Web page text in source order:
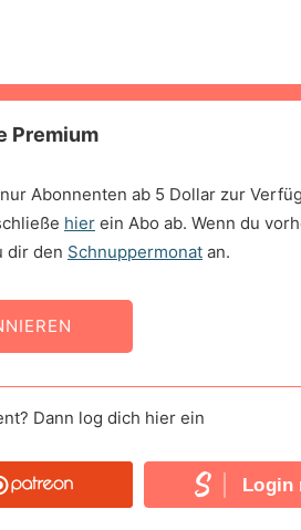
Premium
Abonnenten ab 5 Dollar zur
hier ein Abo ab. Wenn du
dir den Schnuppermonat an.
Dann log dich hier ein
Login